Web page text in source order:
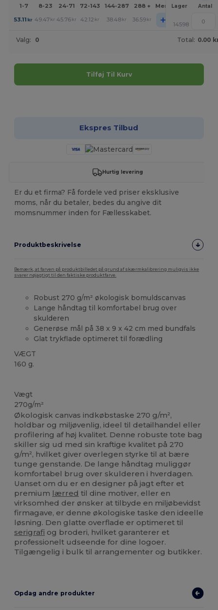
1-7
8-23 24-71 72-143 144-287 288 + Mere Lager Antal
53.11 kr 49.47 kr 45.76 kr 42.12 kr 38.48 kr 36.59 kr + 14598
Valg: 0 Total: 0.00
Tilføj Til Kurv
Ekspres Tilbud
Hurtig levering
Er du et firma? Få fordele ved priser eksklusive
moms, når du betaler, bedes du angive dit
momsnummer inden for Fællesskabet.
Produktbeskrivelse
Bemærk, at farven på produktbilledet på grund af skærmkalibrering muligvis ikke
svarer nøjagtigt til den faktiske produktfarve.
Robust 270 g/m² økologisk bomuldscanvas
Lange håndtag til komfortabel brug over
skulderen
Generøse mål på 38 x 9 x 42 cm med bundfals
Glat trykflade optimeret til forædling
VÆGT
160 g.
Vægt
270g/m²
Økologisk canvas indkøbstaske 270 g/m²,
holdbar og miljøvenlig, ideel til detailhandel eller
profilering af høj kvalitet. Denne robuste tote bag
skiller sig ud med sin kraftige kvalitet på 270
g/m², hvilket giver overlegen styrke til at bære
tunge genstande. De lange håndtag muliggør
komfortabel brug over skulderen i hverdagen.
Uanset om du er en designer på jagt efter et
premium lærred til dine motiver, eller en
virksomhed der ønsker at tilbyde en miljøbevidst
firmagave, er denne økologiske taske den ideelle
løsning. Den glatte overflade er optimeret til
serigrafi og broderi, hvilket garanterer et
professionelt udseende for dine logoer.
Tilgængelig i bulk til arrangementer og butikker.
Opdag andre produkter